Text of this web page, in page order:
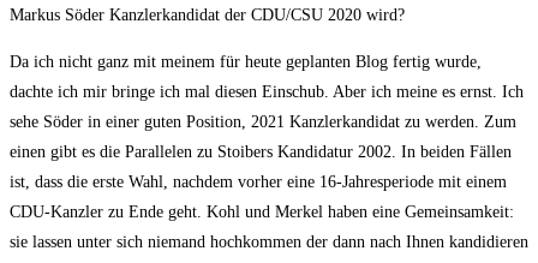
Markus Söder Kanzlerkandidat der CDU/CSU 2020 wird?
Da ich nicht ganz mit meinem für heute geplanten Blog fertig wurde,
dachte ich mir bringe ich mal diesen Einschub. Aber ich meine es ernst. Ich
sehe Söder in einer guten Position, 2021 Kanzlerkandidat zu werden. Zum
einen gibt es die Parallelen zu Stoibers Kandidatur 2002. In beiden Fällen
ist, dass die erste Wahl, nachdem vorher eine 16-Jahresperiode mit einem
CDU-Kanzler zu Ende geht. Kohl und Merkel haben eine Gemeinsamkeit:
sie lassen unter sich niemand hochkommen der dann nach Ihnen kandidieren